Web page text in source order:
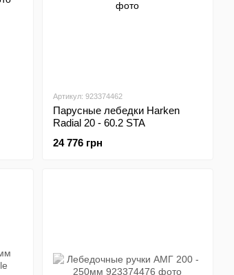
Артикул: 923374462
Парусные лебедки Harken
Radial 20 - 60.2 STA
24 776 грн